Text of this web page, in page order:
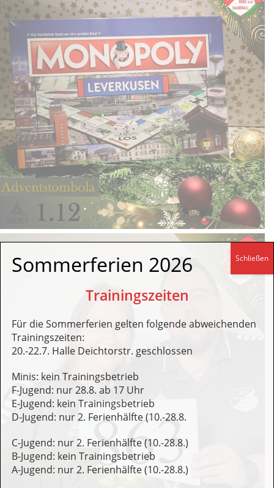
Sommerferien 2026
Trainingszeiten
Für die Sommerferien gelten folgende abweichenden
Trainingszeiten:
20.-22.7. Halle Deichtorstr. geschlossen
Minis: kein Trainingsbetrieb
F-Jugend: nur 28.8. ab 17 Uhr
E-Jugend: kein Trainingsbetrieb
D-Jugend: nur 2. Ferienhälfte (10.-28.8.
C-Jugend: nur 2. Ferienhälfte (10.-28.8.)
B-Jugend: kein Trainingsbetrieb
A-Jugend: nur 2. Ferienhälfte (10.-28.8.)
Schließen